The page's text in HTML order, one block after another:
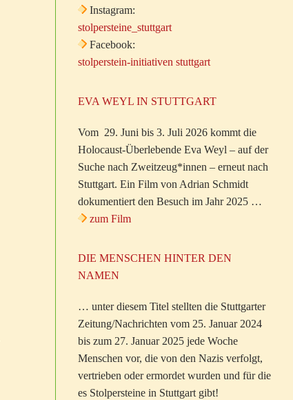
Instagram:
stolpersteine_stuttgart
Facebook:
stolperstein-initiativen stuttgart
EVA WEYL IN STUTTGART
Vom 29. Juni bis 3. Juli 2026 kommt die
Holocaust-Überlebende Eva Weyl – auf der
Suche nach Zweitzeug*innen – erneut nach
Stuttgart. Ein Film von Adrian Schmidt
dokumentiert den Besuch im Jahr 2025 …
zum Film
DIE MENSCHEN HINTER DEN
NAMEN
… unter diesem Titel stellten die Stuttgarter
Zeitung/Nachrichten vom 25. Januar 2024
bis zum 27. Januar 2025 jede Woche
Menschen vor, die von den Nazis verfolgt,
vertrieben oder ermordet wurden und für die
es Stolpersteine in Stuttgart gibt!